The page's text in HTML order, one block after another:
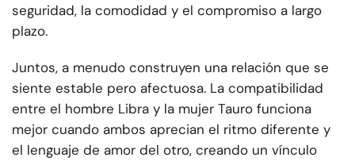
seguridad, la comodidad y el compromiso a largo
plazo.
Juntos, a menudo construyen una relación que se
siente estable pero afectuosa. La compatibilidad
entre el hombre Libra y la mujer Tauro funciona
mejor cuando ambos aprecian el ritmo diferente y
el lenguaje de amor del otro, creando un vínculo